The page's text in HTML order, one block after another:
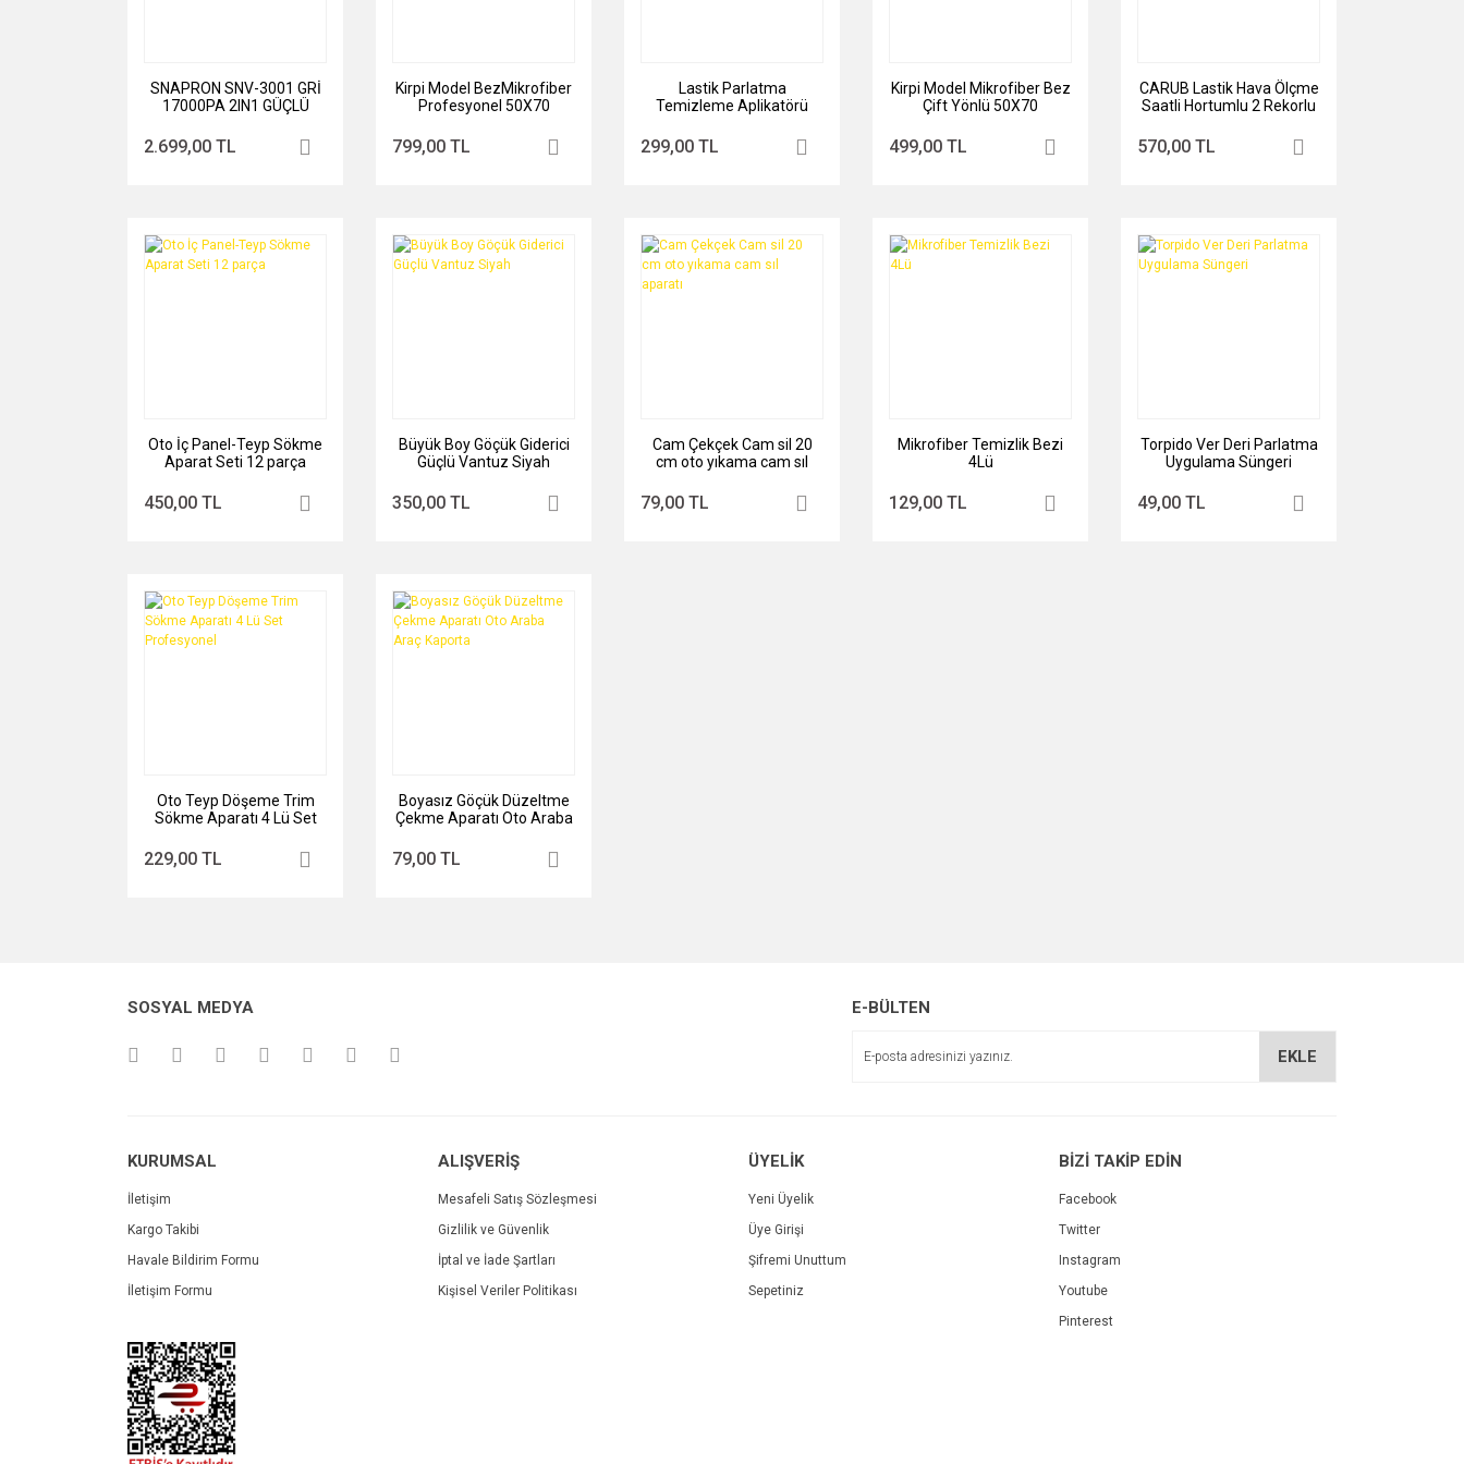
SNAPRON SNV-3001 GRİ
17000PA 2IN1 GÜÇLÜ
ŞARJLI ELEKTRİKLİ ARAÇ
SÜPÜRGESİ
2.699,00 TL
Kirpi Model BezMikrofiber
Profesyonel 50X70
799,00 TL
Lastik Parlatma
Temizleme Aplikatörü
299,00 TL
Kirpi Model Mikrofiber Bez
Çift Yönlü 50X70
499,00 TL
CARUB Lastik Hava Ölçme
Saatli Hortumlu 2 Rekorlu
570,00 TL
Oto İç Panel-Teyp Sökme
Aparat Seti 12 parça
450,00 TL
Büyük Boy Göçük Giderici
Güçlü Vantuz Siyah
350,00 TL
Cam Çekçek Cam sil 20
cm oto yıkama cam sıl
79,00 TL
Mikrofiber Temizlik Bezi
4Lü
129,00 TL
Torpido Ver Deri Parlatma
Uygulama Süngeri
49,00 TL
Oto Teyp Döşeme Trim
Sökme Aparatı 4 Lü Set
229,00 TL
Boyasız Göçük Düzeltme
Çekme Aparatı Oto Araba
79,00 TL
SOSYAL MEDYA E-BÜLTEN
EKLE
KURUMSAL
İletişim
Kargo Takibi
Havale Bildirim Formu
İletişim Formu
ALIŞVERİŞ
Mesafeli Satış Sözleşmesi
Gizlilik ve Güvenlik
İptal ve İade Şartları
Kişisel Veriler Politikası
ÜYELİK
Yeni Üyelik
Üye Girişi
Şifremi Unuttum
Sepetiniz
BİZİ TAKİP EDİN
Facebook
Twitter
Instagram
Youtube
Pinterest